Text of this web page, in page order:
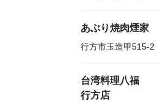
あぶり焼肉煙家
行方市玉造甲515-2
台湾料理八福
行方店